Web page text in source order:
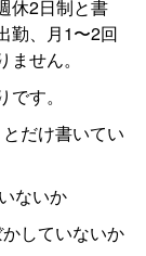
休2日制と書
勤、月1〜2回
せん。
す。
だけ書いてい
ないか
していないか